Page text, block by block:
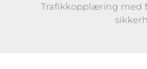
Trafikkopplæring med